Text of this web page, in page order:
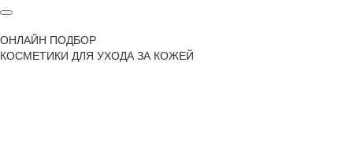
ОНЛАЙН ПОДБОР
КОСМЕТИКИ ДЛЯ УХОДА ЗА КОЖЕЙ